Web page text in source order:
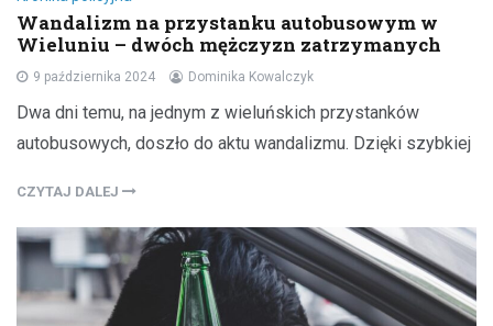
Wandalizm na przystanku autobusowym w
Wieluniu – dwóch mężczyzn zatrzymanych
9 października 2024 Dominika Kowalczyk
Dwa dni temu, na jednym z wieluńskich przystanków
autobusowych, doszło do aktu wandalizmu. Dzięki szybkiej
CZYTAJ DALEJ